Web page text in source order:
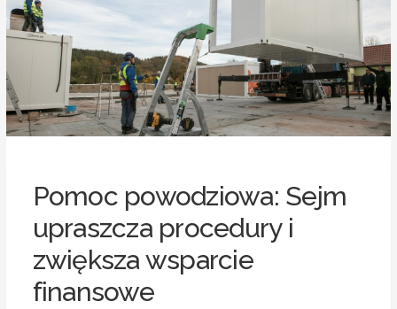
Pomoc powodziowa: Sejm
upraszcza procedury i
zwiększa wsparcie
finansowe